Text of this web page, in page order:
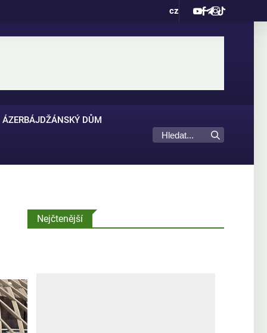
cz
ÁZERBÁJDŽÁNSKÝ DŮM
Nejčtenější